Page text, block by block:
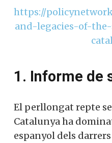
https://
and-legacies-of-
1. Informe de
El perllongat repte
Catalunya ha
espanyol dels